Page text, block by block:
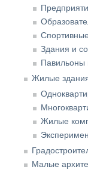
Здания и
Павильоны
Жилые
Жилые
Малые